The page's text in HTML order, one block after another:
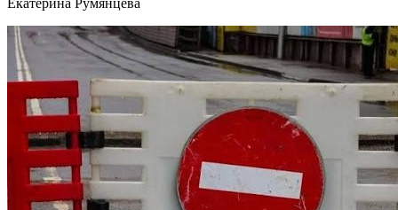
Екатерина Румянцева